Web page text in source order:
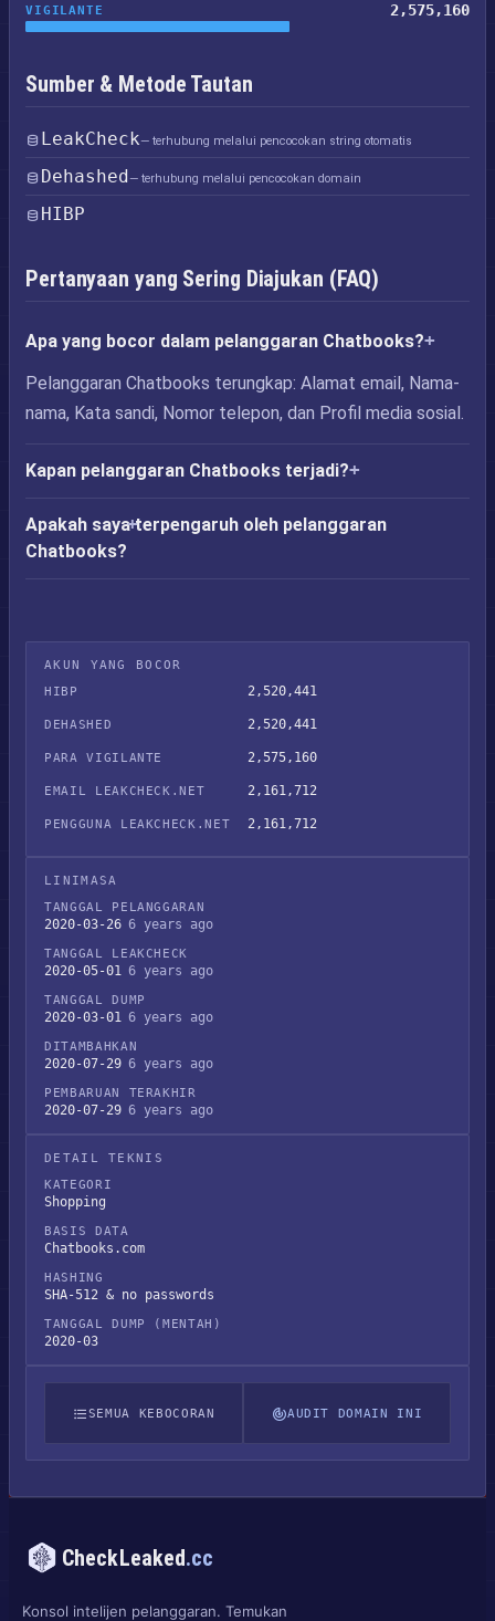
VIGILANTE 2,575,160
Sumber & Metode Tautan
LeakCheck— terhubung melalui pencocokan string otomatis
Dehashed— terhubung melalui pencocokan domain
HIBP
Pertanyaan yang Sering Diajukan (FAQ)
Apa yang bocor dalam pelanggaran Chatbooks?
Pelanggaran Chatbooks terungkap: Alamat email, Nama-
nama, Kata sandi, Nomor telepon, dan Profil media sosial.
Kapan pelanggaran Chatbooks terjadi?
Apakah saya terpengaruh oleh pelanggaran
Chatbooks?
AKUN YANG BOCOR
HIBP
2,520,441
DEHASHED 2,520,441
PARA VIGILANTE 2,575,160
EMAIL LEAKCHECK.NET 2,161,712
PENGGUNA LEAKCHECK.NET 2,161,712
LINIMASA
TANGGAL PELANGGARAN
2020-03-26 6 years ago
TANGGAL LEAKCHECK
2020-05-01 6 years ago
TANGGAL DUMP
2020-03-01 6 years ago
DITAMBAHKAN
2020-07-29 6 years ago
PEMBARUAN TERAKHIR
2020-07-29 6 years ago
DETAIL TEKNIS
KATEGORI
Shopping
BASIS DATA
Chatbooks.com
HASHING
SHA-512 & no passwords
TANGGAL DUMP (MENTAH)
2020-03
SEMUA KEBOCORAN AUDIT DOMAIN INI
CheckLeaked.cc
Konsol intelijen pelanggaran. Temukan